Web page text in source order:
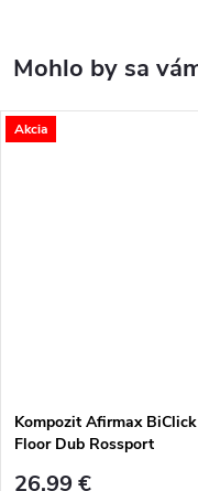
Akcia
Kompozit Afirmax BiClick
Floor Dub Rossport
26,99 €